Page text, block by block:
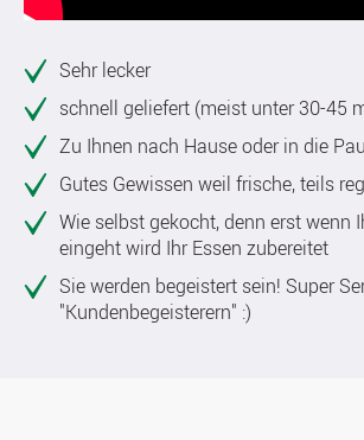
Sehr lecker
schnell geliefert (meist unter 30-45
Zu Ihnen nach Hause oder in die
Gutes Gewissen weil frische, teils
Wie selbst gekocht, denn erst wenn
eingeht wird Ihr Essen zubereitet
Sie werden begeistert sein! Super
"Kundenbegeisterern" :)